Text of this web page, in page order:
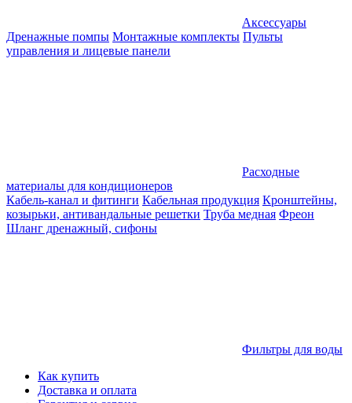
Аксессуары
Дренажные помпы Монтажные комплекты Пульты
управления и лицевые панели
Расходные
материалы для кондиционеров
Кабель-канал и фитинги Кабельная продукция Кронштейны,
козырьки, антивандальные решетки Труба медная Фреон
Шланг дренажный, сифоны
Фильтры для воды
Как купить
Доставка и оплата